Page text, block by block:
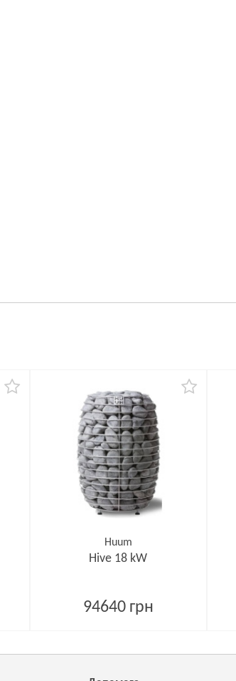
Huum
Hive 18 kW
94640 грн